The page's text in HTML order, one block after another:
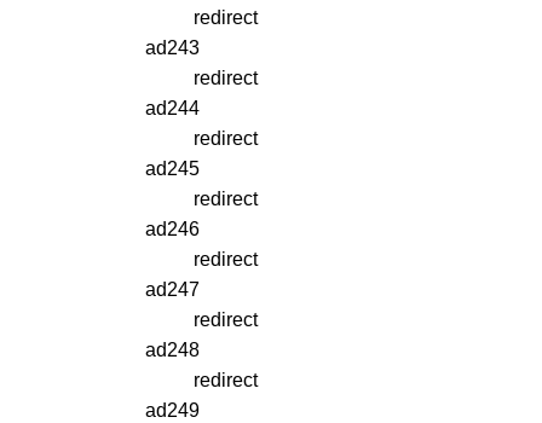
redirect
ad243
redirect
ad244
redirect
ad245
redirect
ad246
redirect
ad247
redirect
ad248
redirect
ad249